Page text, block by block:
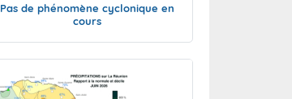
Pas de phénomène cyclonique en
cours